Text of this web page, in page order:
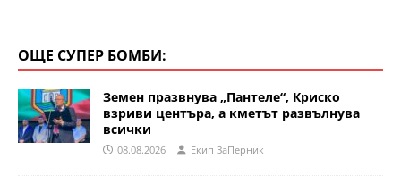
ОЩЕ СУПЕР БОМБИ:
Земен празвнува „Пантеле“, Криско
взриви центъра, а кметът развълнува
всички
08.08.2026 Eкип ЗаПерник